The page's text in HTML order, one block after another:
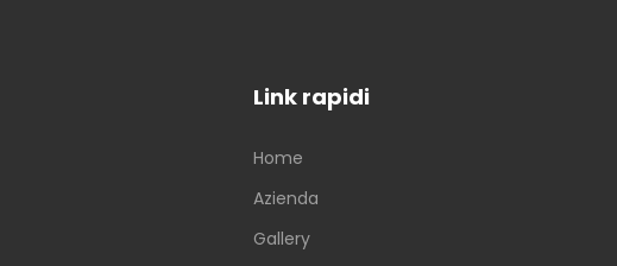
Link rapidi
Home
Azienda
Gallery